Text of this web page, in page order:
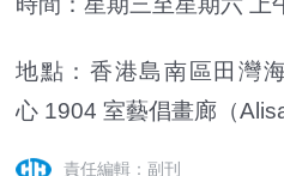
地點：香港島南區田灣
心 1904 室藝倡畫廊（
責任編輯：副刊